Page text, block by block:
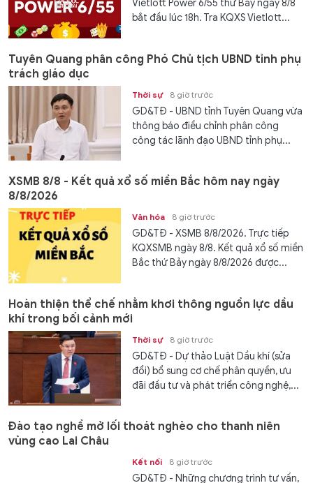
Vietlott Power 6/55 thứ Bảy ngày 8/8
bắt đầu lúc 18h. Tra KQXS Vietlott...
Tuyên Quang phân công Phó Chủ tịch UBND tỉnh phụ
trách giáo dục
Thời sự 8 giờ trước
GD&TĐ - UBND tỉnh Tuyên Quang vừa
thông báo điều chỉnh phân công
công tác lãnh đạo UBND tỉnh phụ...
XSMB 8/8 - Kết quả xổ số miền Bắc hôm nay ngày
8/8/2026
Văn hóa 8 giờ trước
GD&TĐ - XSMB 8/8/2026. Trực tiếp
KQXSMB ngày 8/8. Kết quả xổ số miền
Bắc thứ Bảy ngày 8/8/2026 được...
Hoàn thiện thể chế nhằm khơi thông nguồn lực dầu
khí trong bối cảnh mới
Thời sự 8 giờ trước
GD&TĐ - Dự thảo Luật Dầu khí (sửa
đổi) bổ sung cơ chế phân quyền, ưu
đãi đầu tư và phát triển công nghệ,...
Đào tạo nghề mở lối thoát nghèo cho thanh niên
vùng cao Lai Châu
Kết nối 8 giờ trước
GD&TĐ - Những chương trình tư vấn,